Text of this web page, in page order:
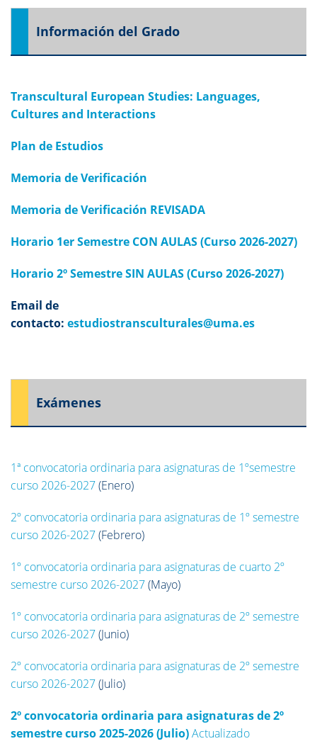
Información del Grado
Transcultural European Studies: Languages,
Cultures and Interactions
Plan de Estudios
Memoria de Verificación
Memoria de Verificación REVISADA
Horario 1er Semestre CON AULAS (Curso 2026-2027)
Horario 2º Semestre SIN AULAS (Curso 2026-2027)
Email de
contacto: estudiostransculturales@uma.es
Exámenes
1ª convocatoria ordinaria para asignaturas de 1ºsemestre
curso 2026-2027(Enero)
2º convocatoria ordinaria para asignaturas de 1º semestre
curso 2026-2027(Febrero)
1º convocatoria ordinaria para asignaturas de cuarto 2º
semestre curso 2026-2027(Mayo)
1º convocatoria ordinaria para asignaturas de 2º semestre
curso 2026-2027(Junio)
2º convocatoria ordinaria para asignaturas de 2º semestre
curso 2026-2027(Julio)
2º convocatoria ordinaria para asignaturas de 2º
semestre curso 2025-2026 (Julio)Actualizado